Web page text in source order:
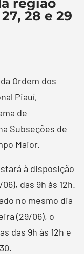
28 e 29
Ordem dos
Piauí,
de
Subseções de
Maior.
à disposição
das 9h às 12h.
no mesmo dia
(29/06), o
das 9h às 12h e